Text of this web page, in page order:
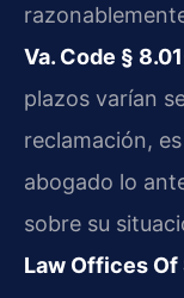
Va. Code §
plazos varían
reclamación,
abogado lo
sobre su
Law Offices Of